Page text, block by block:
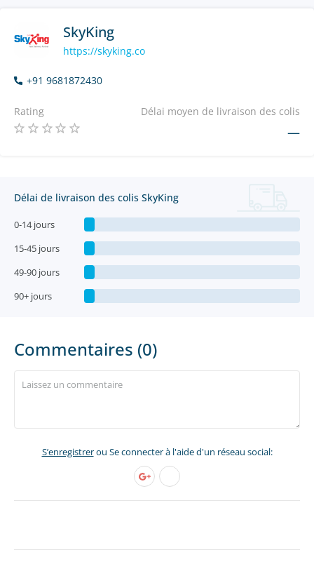
SkyKing
https://skyking.co
+91 9681872430
Rating Délai moyen de livraison des colis
—
Délai de livraison des colis SkyKing
0-14 jours
15-45 jours
49-90 jours
90+ jours
Commentaires (0)
S’enregistrerou Se connecter à l'aide d'un réseau social: